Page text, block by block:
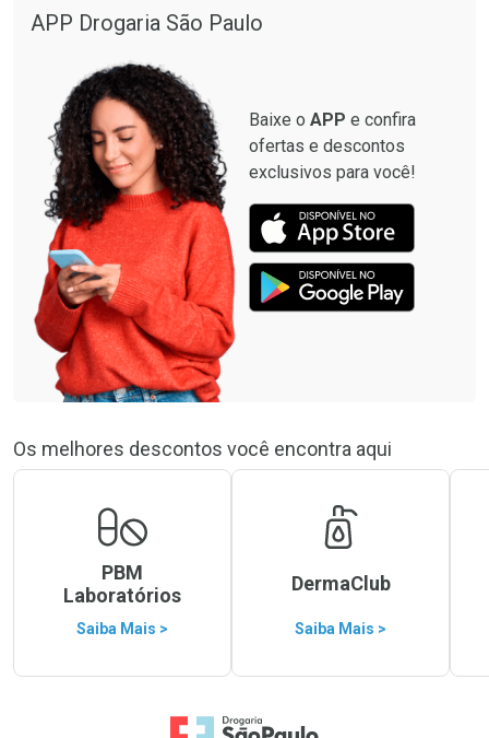
APP Drogaria São Paulo
Baixe o APP e confira
ofertas e descontos
exclusivos para você!
Os melhores descontos você encontra aqui
PBM
Laboratórios
Saiba Mais >
DermaClub
Saiba Mais >
Ir para a Home